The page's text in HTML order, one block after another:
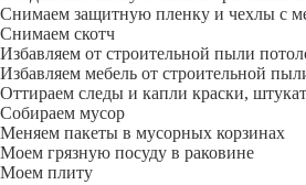
Снимаем защитную пленку и чехлы с
Снимаем скотч
Избавляем от строительной пыли
Избавляем мебель от строительной
Оттираем следы и капли краски,
Собираем мусор
Меняем пакеты в мусорных корзинах
Моем грязную посуду в раковине
Моем плиту